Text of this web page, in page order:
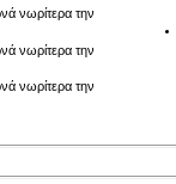
νωρίτερα την
νωρίτερα την
νωρίτερα την